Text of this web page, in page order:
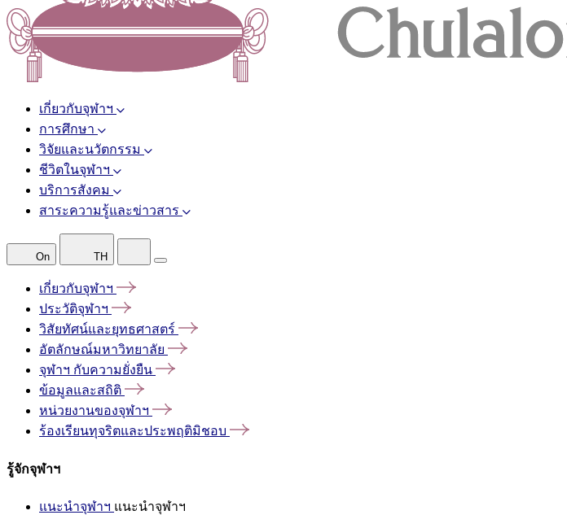
เกี่ยวกับจุฬาฯ
การศึกษา
วิจัยและนวัตกรรม
ชีวิตในจุฬาฯ
บริการสังคม
สาระความรู้และข่าวสาร
On TH
เกี่ยวกับจุฬาฯ
ประวัติจุฬาฯ
วิสัยทัศน์และยุทธศาสตร์
อัตลักษณ์มหาวิทยาลัย
จุฬาฯ กับความยั่งยืน
ข้อมูลและสถิติ
หน่วยงานของจุฬาฯ
ร้องเรียนทุจริตและประพฤติมิชอบ
รู้จักจุฬาฯ
แนะนำจุฬาฯ แนะนำจุฬาฯ